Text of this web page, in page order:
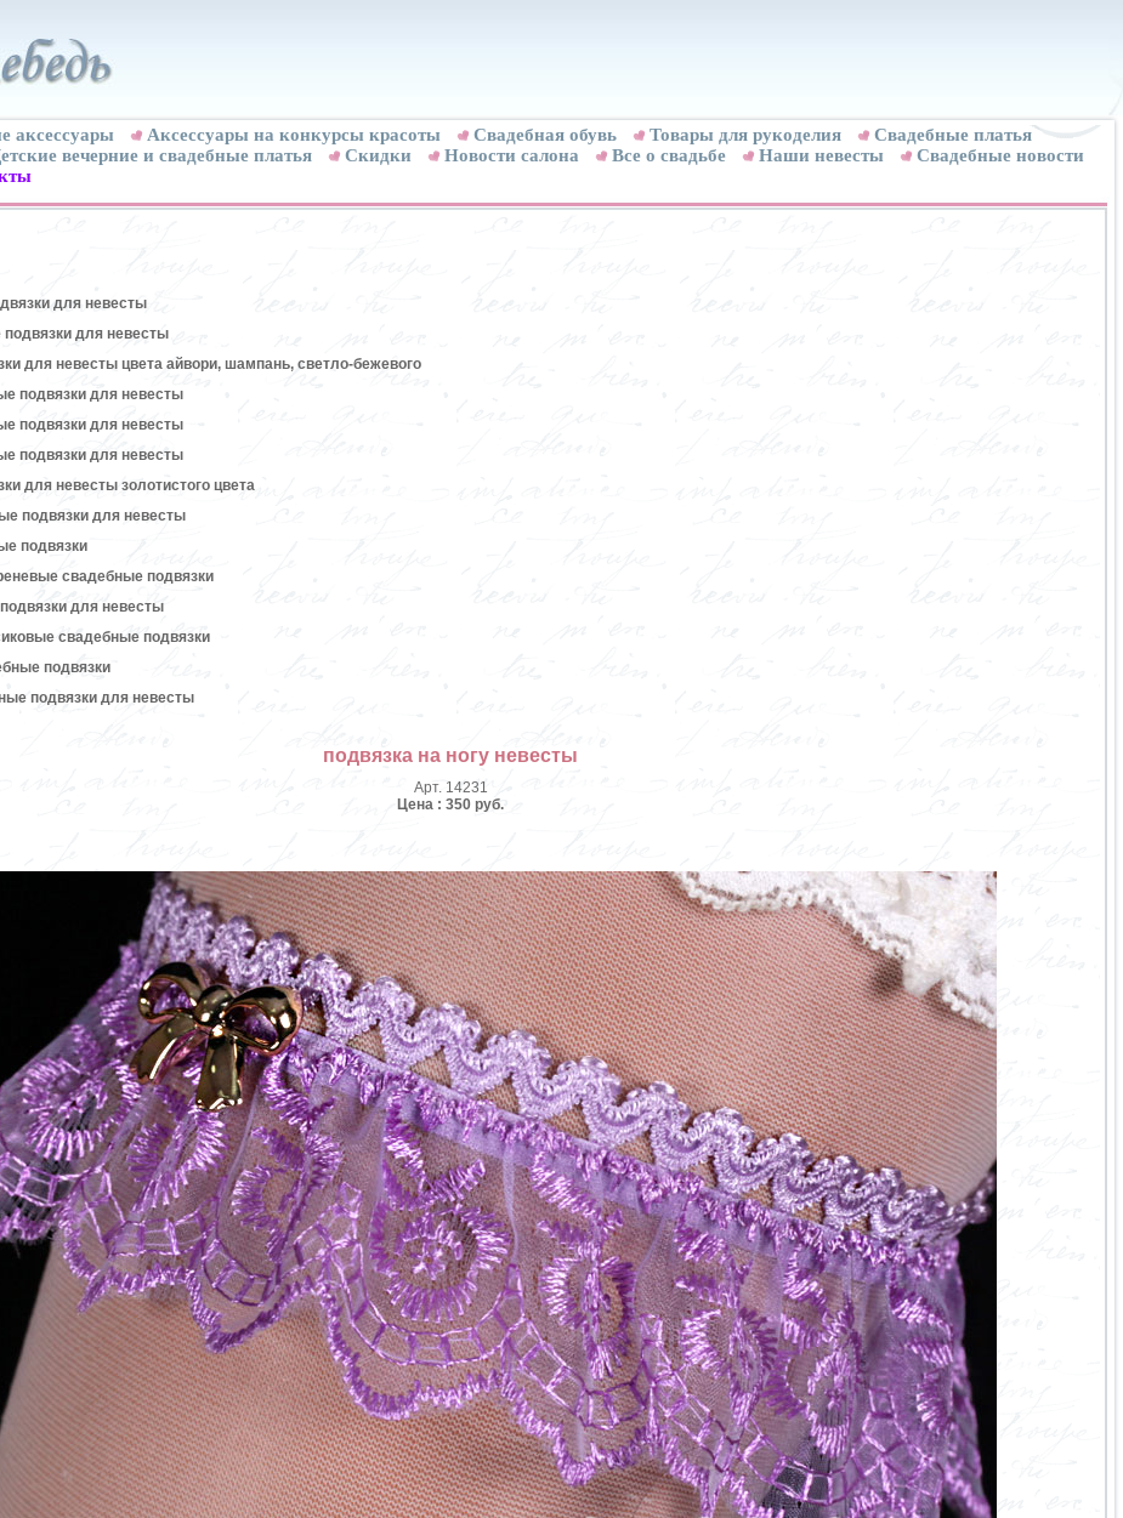
аксессуары Аксессуары на конкурсы красоты Свадебная обувь Товары для рукоделия
Cвадебные платья
вечерние и свадебные платья Скидки Новости салона Все о свадьбе Наши невесты
Свадебные новости
для невесты
для невесты
для невесты цвета айвори, шампань, светло-бежевого
подвязки для невесты
подвязки для невесты
подвязки для невесты
для невесты золотистого цвета
подвязки для невесты
подвязки
свадебные подвязки
для невесты
свадебные подвязки
подвязки
подвязки для невесты
подвязка на ногу невесты
Арт. 14231
Цена : 350 руб.